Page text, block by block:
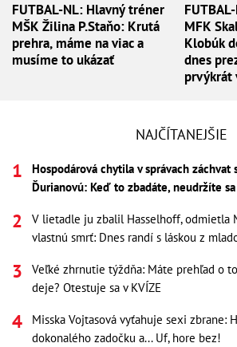
FUTBAL-NL: Hlavný tréner
MŠK Žilina P.Staňo: Krutá
prehra, máme na viac a
musíme to ukázať
MFK
Klobúk
dnes
prvýkrát
NAJČÍTANEJŠIE
Hospodárová chytila v správach záchvat
Ďurianovú: Keď to zbadáte, neudržíte
V lietadle ju zbalil Hasselhoff, odmietla
vlastnú smrť: Dnes randí s láskou z
Veľké zhrnutie týždňa: Máte prehľad o
deje? Otestuje sa v KVÍZE
Misska Vojtasová vyťahuje sexi zbrane:
dokonalého zadočku a... Uf, hore bez!